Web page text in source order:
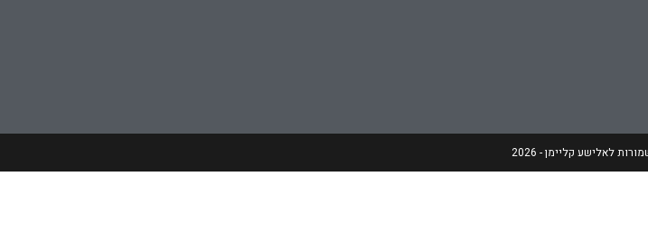
לאלישע קליימן - 2026